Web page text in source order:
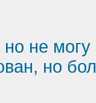
не могу
но